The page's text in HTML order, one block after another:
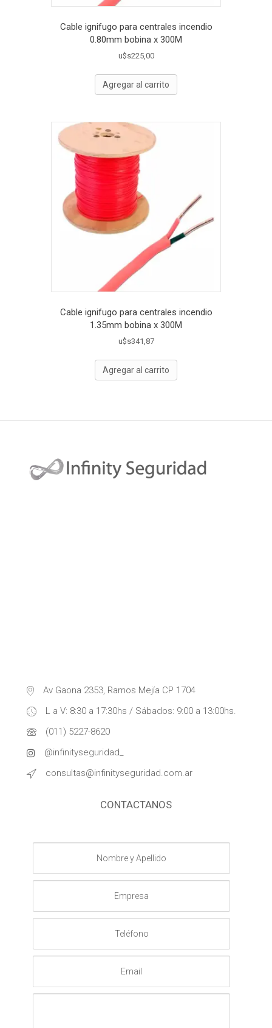
Cable ignifugo para centrales incendio
0.80mm bobina x 300M
u$s225,00
Agregar al carrito
Cable ignifugo para centrales incendio
1.35mm bobina x 300M
u$s341,87
Agregar al carrito
CONTACTANOS
Apellido
Av Gaona 2353, Ramos Mejía CP 1704
L a V: 8:30 a 17:30hs / Sábados: 9:00 a 13:00hs.
(011) 5227-8620
@infinityseguridad_
consultas@infinityseguridad.com.ar